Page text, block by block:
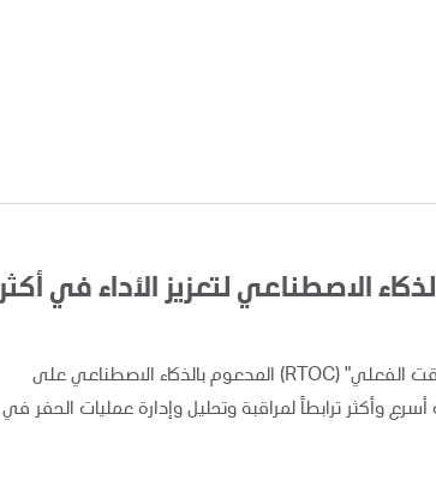
الاصطناعي لتعزيز الأداء في أكثر
أعلنت "أدنوك" اليوم عن تطبيق ونشر نظام "مركز متابعة العمليات في الوقت الفعلي" (RTOC) المدعوم بالذكاء الاصطناعي على
العمل أساليب أسرع وأكثر ترابطاً لمراقبة وتحليل وإدارة عمليات الحفر في